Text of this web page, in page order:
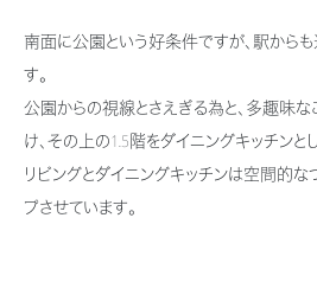
これから住まいを
多彩な動画やこだわりが詰まった建築実例
づくりを楽しく学べるデジタルラウンジです。
ホームラウンジ 新築・戸建て
ホームラウンジ リフォーム
ちづくりを実現していきます。
ミサワゼネラルソリューション
ームからの大切なお知らせなど配信してい
ミサワオーナーズクラブ
中途採用
障がい者採用
ウエルネス事業
南面に公園という好条件ですが、駅から
す。
公園からの視線とさえぎる為と、多趣味
け、その上の1.5階をダイニングキッチンと
リビングとダイニングキッチンは空間的
プさせています。